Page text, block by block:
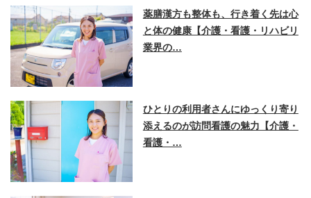
薬膳漢方も整体も、行き着く先は心
と体の健康【介護・看護・リハビリ
業界の…
ひとりの利用者さんにゆっくり寄り
添えるのが訪問看護の魅力【介護・
看護・…